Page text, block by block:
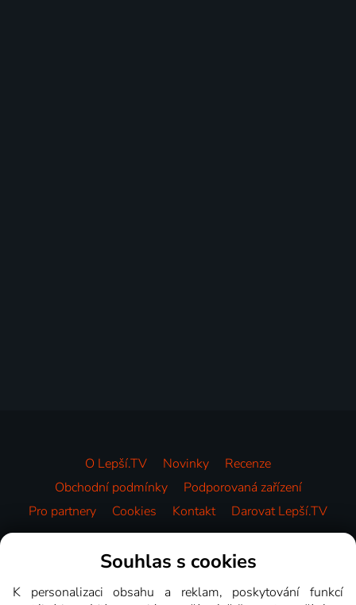
O Lepší.TV Novinky
Recenze
Obchodní podmínky
Podporovaná zařízení
Pro partnery
Cookies Kontakt Darovat Lepší.TV
Videotéka
Souhlas s cookies
K personalizaci obsahu a reklam, poskytování funkcí